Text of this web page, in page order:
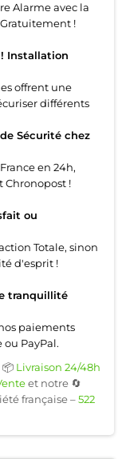
Alarme avec la
!
Installation
offrent une
différents
Sécurité chez
en 24h,
Chronopost !
ou
Totale, sinon
d'esprit !
tranquillité
paiements
ou PayPal.
📦 Livraison 24/48h
et notre 🔄
française –522